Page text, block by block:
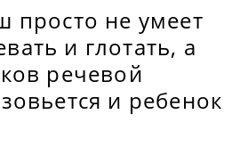
просто не умеет
и глотать, а
речевой
и ребенок